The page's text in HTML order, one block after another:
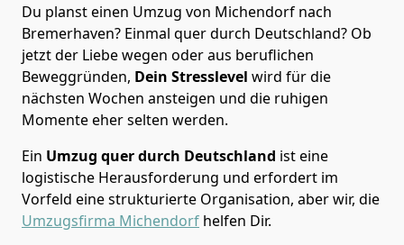
Du planst einen Umzug von Michendorf nach
Bremer­haven? Einmal quer durch Deutschland? Ob
jetzt der Liebe wegen oder aus beruflichen
Beweggründen, Dein Stresslevel wird für die
nächsten Wochen ansteigen und die ruhigen
Momente eher selten werden.
Ein Umzug quer durch Deutschland ist eine
logistische Herausforderung und erfordert im
Vorfeld eine strukturierte Organisation, aber wir, die
Umzugsfirma Michendorf helfen Dir.